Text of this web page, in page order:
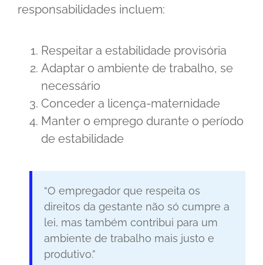
responsabilidades incluem:
Respeitar a estabilidade provisória
Adaptar o ambiente de trabalho, se
necessário
Conceder a licença-maternidade
Manter o emprego durante o período
de estabilidade
“O empregador que respeita os
direitos da gestante não só cumpre a
lei, mas também contribui para um
ambiente de trabalho mais justo e
produtivo.”